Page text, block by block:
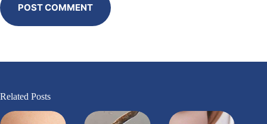
POST COMMENT
Related Posts